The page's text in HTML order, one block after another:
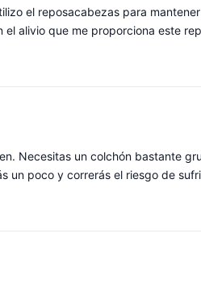
el reposacabezas para
el alivio que me proporciona este
Necesitas un colchón bastante
un poco y correrás el riesgo de